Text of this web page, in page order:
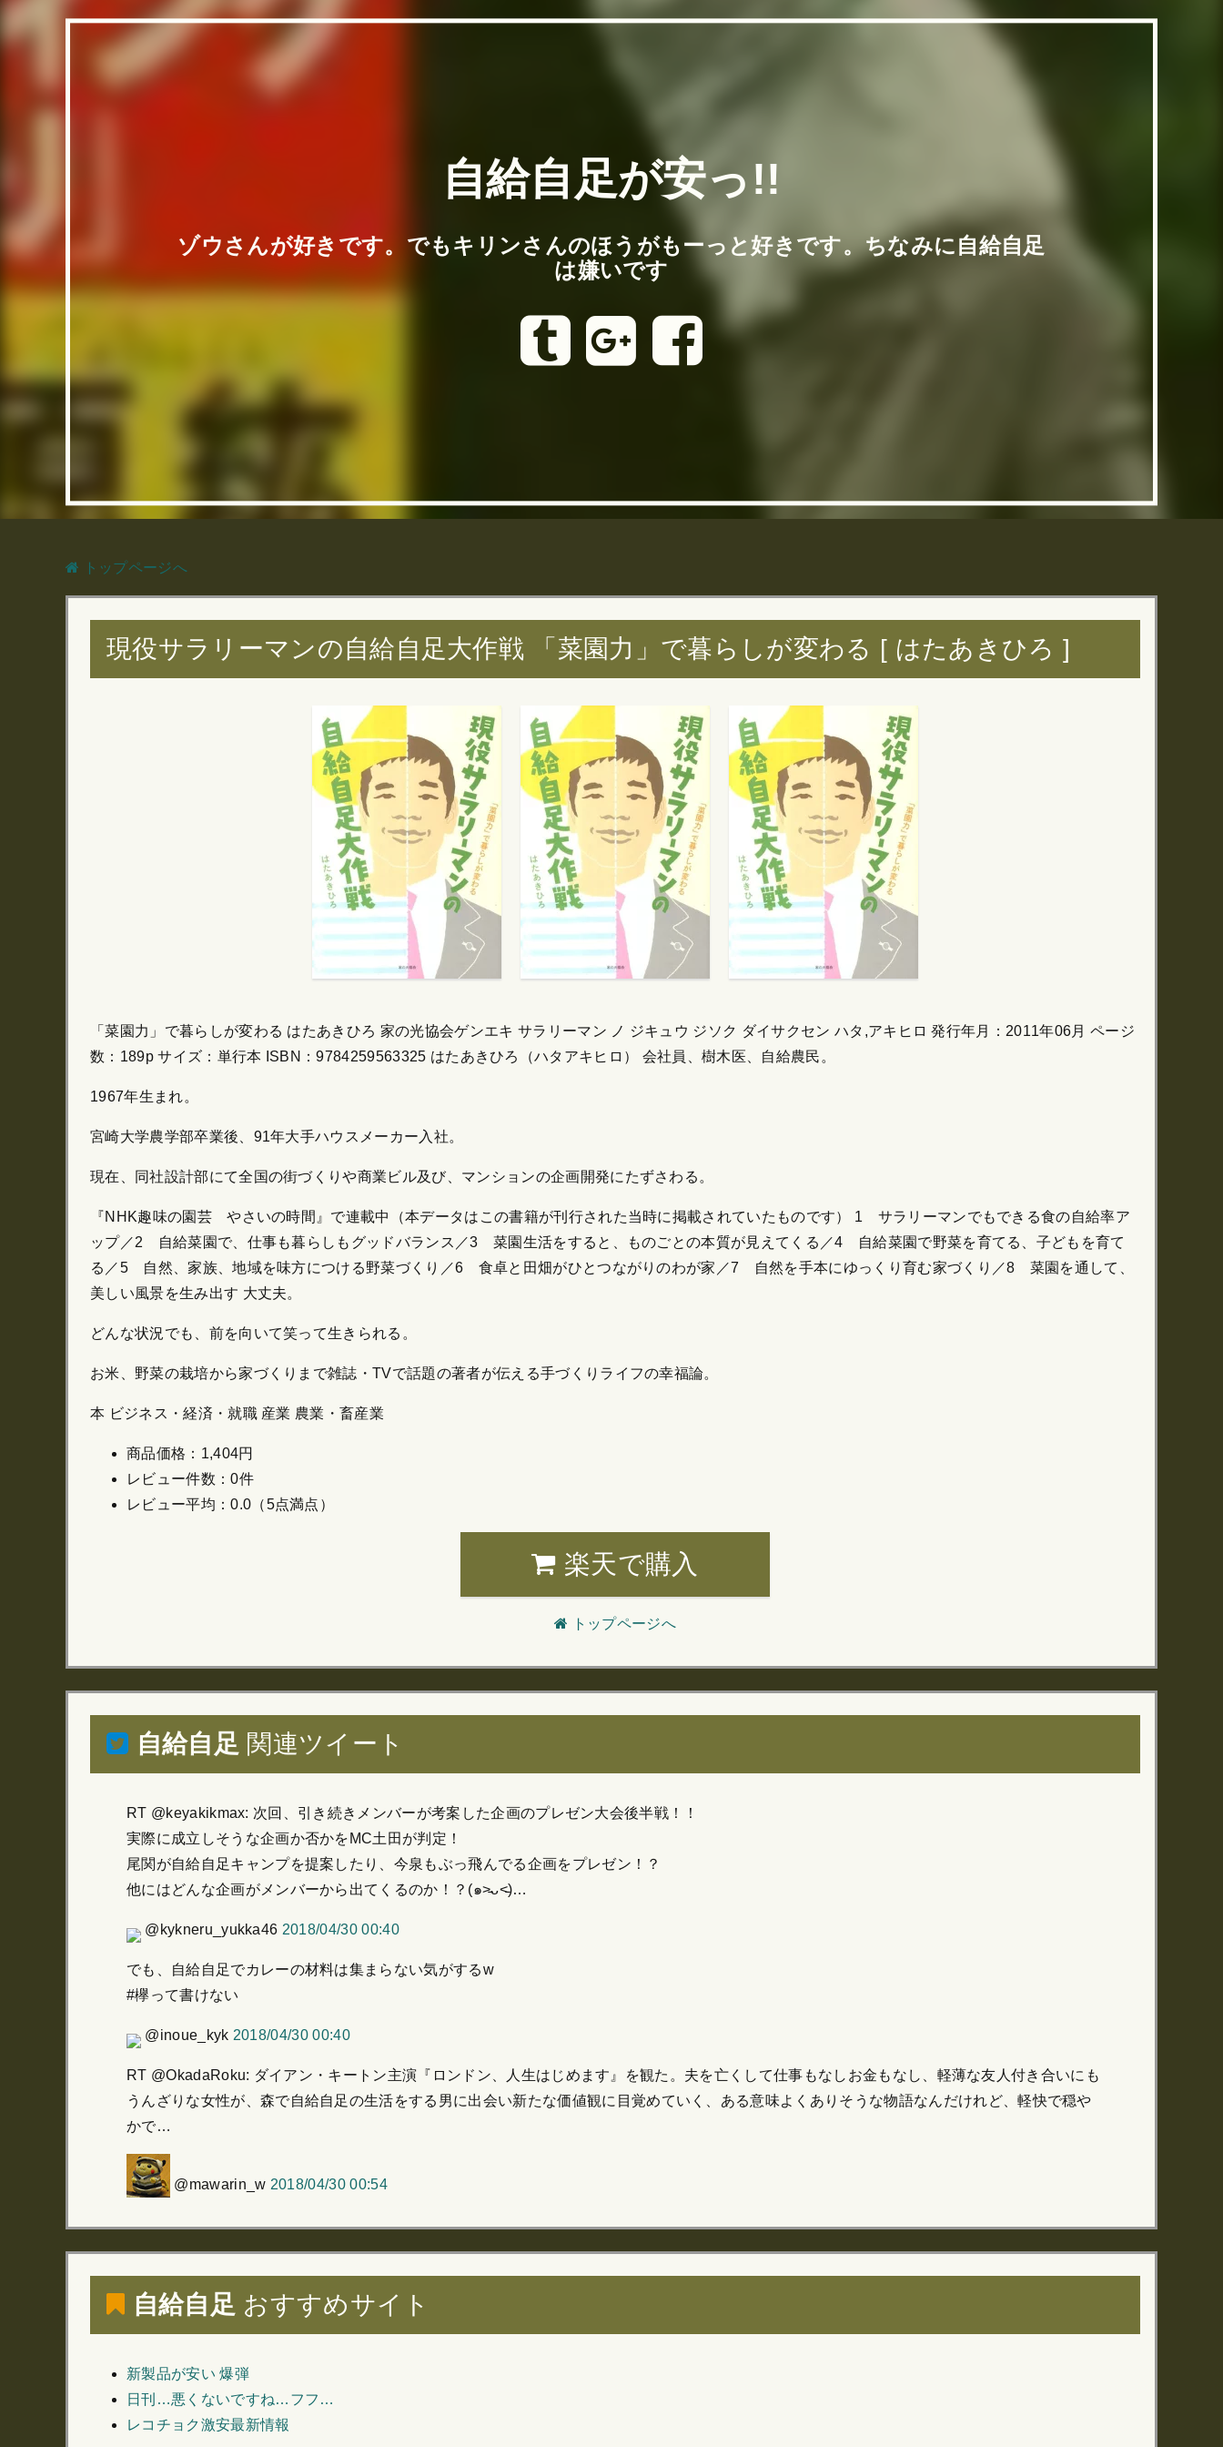
自給自足が安っ!!
ゾウさんが好きです。でもキリンさんのほうがもーっと好きです。ちなみに自給自足
は嫌いです
トップページへ
現役サラリーマンの自給自足大作戦 「菜園力」で暮らしが変わる [ はたあきひろ ]
「菜園力」で暮らしが変わる はたあきひろ 家の光協会ゲンエキ サラリーマン ノ ジキュウ ジソク ダイサクセン ハタ,アキヒロ 発行年月：2011年06月 ページ
数：189p サイズ：単行本 ISBN：9784259563325 はたあきひろ（ハタアキヒロ） 会社員、樹木医、自給農民。
1967年生まれ。
宮崎大学農学部卒業後、91年大手ハウスメーカー入社。
現在、同社設計部にて全国の街づくりや商業ビル及び、マンションの企画開発にたずさわる。
『NHK趣味の園芸 やさいの時間』で連載中（本データはこの書籍が刊行された当時に掲載されていたものです） 1 サラリーマンでもできる食の自給率ア
ップ／2 自給菜園で、仕事も暮らしもグッドバランス／3 菜園生活をすると、ものごとの本質が見えてくる／4 自給菜園で野菜を育てる、子どもを育て
る／5 自然、家族、地域を味方につける野菜づくり／6 食卓と田畑がひとつながりのわが家／7 自然を手本にゆっくり育む家づくり／8 菜園を通して、
美しい風景を生み出す 大丈夫。
どんな状況でも、前を向いて笑って生きられる。
お米、野菜の栽培から家づくりまで雑誌・TVで話題の著者が伝える手づくりライフの幸福論。
本 ビジネス・経済・就職 産業 農業・畜産業
商品価格：1,404円
レビュー件数：0件
レビュー平均：0.0（5点満点）
楽天で購入
トップページへ
自給自足 関連ツイート
RT @keyakikmax: 次回、引き続きメンバーが考案した企画のプレゼン大会後半戦！！
実際に成立しそうな企画か否かをMC土田が判定！
尾関が自給自足キャンプを提案したり、今泉もぶっ飛んでる企画をプレゼン！？
他にはどんな企画がメンバーから出てくるのか！？(๑˃̵ᴗ˂̵)…
@kykneru_yukka46 2018/04/30 00:40
でも、自給自足でカレーの材料は集まらない気がするw
#欅って書けない
@inoue_kyk 2018/04/30 00:40
RT @OkadaRoku: ダイアン・キートン主演『ロンドン、人生はじめます』を観た。夫を亡くして仕事もなしお金もなし、軽薄な友人付き合いにも
うんざりな女性が、森で自給自足の生活をする男に出会い新たな価値観に目覚めていく、ある意味よくありそうな物語なんだけれど、軽快で穏や
かで…
@mawarin_w 2018/04/30 00:54
自給自足 おすすめサイト
新製品が安い 爆弾
日刊…悪くないですね…フフ…
レコチョク激安最新情報